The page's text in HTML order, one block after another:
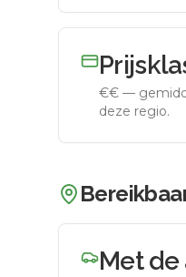
€€ —
deze regio.
Met de